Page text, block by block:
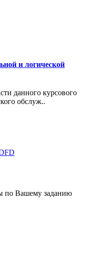
и логической
данного курсового
обслуж..
по Вашему заданию